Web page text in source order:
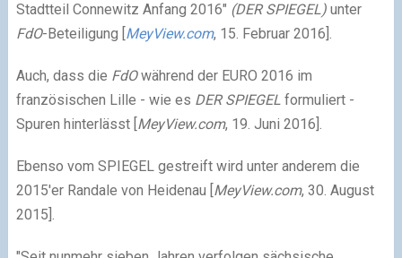
Stadtteil Connewitz Anfang 2016" (DER SPIEGEL)unter
FdO-Beteiligung [MeyView.com, 15. Februar 2016].
Auch, dass die FdOwährend der EURO 2016 im
französischen Lille - wie es DER SPIEGELformuliert -
Spuren hinterlässt [MeyView.com, 19. Juni 2016].
Ebenso vom SPIEGEL gestreift wird unter anderem die
2015'er Randale von Heidenau [MeyView.com, 30. August
2015].